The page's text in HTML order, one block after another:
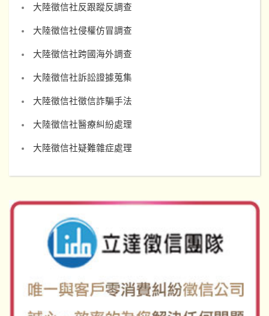
大陸徵信社反跟蹤反調查
大陸徵信社侵權仿冒調查
大陸徵信社跨國海外調查
大陸徵信社訴訟證據蒐集
大陸徵信社徵信詐騙手法
大陸徵信社醫療糾紛處理
大陸徵信社疑難雜症處理